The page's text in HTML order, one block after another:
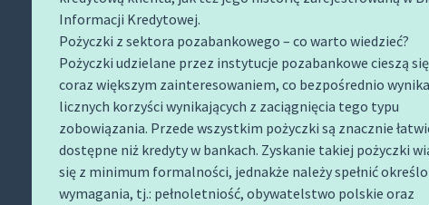
Informacji Kredytowej.
Pożyczki z sektora pozabankowego – co warto wiedzieć?
Pożyczki udzielane przez instytucje pozabankowe cieszą się
coraz większym zainteresowaniem, co bezpośrednio
licznych korzyści wynikających z zaciągnięcia tego typu
zobowiązania. Przede wszystkim pożyczki są znacznie
dostępne niż kredyty w bankach. Zyskanie takiej pożyczki
się z minimum formalności, jednakże należy spełnić
wymagania, tj.: pełnoletniość, obywatelstwo polskie oraz